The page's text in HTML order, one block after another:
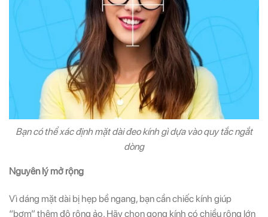
Bạn có thể xác định mặt dài đeo kính gì dựa vào quy tắc ngắt
dòng
Nguyên lý mở rộng
Vì dáng mặt dài bị hẹp bề ngang, bạn cần chiếc kính giúp
“bơm” thêm độ rộng ảo. Hãy chọn gọng kính có chiều rộng lớn